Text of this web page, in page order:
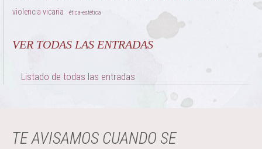
violencia vicaria ética-estética
VER TODAS LAS ENTRADAS
Listado de todas las entradas
TE AVISAMOS CUANDO SE